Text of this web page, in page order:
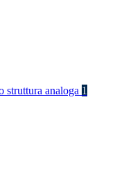
struttura analoga 1